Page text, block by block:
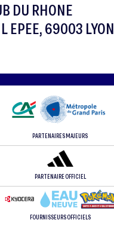
DU RHONE
EPEE, 69003 LYON
PARTENAIRES MAJEURS
PARTENAIRE OFFICIEL
FOURNISSEURS OFFICIELS